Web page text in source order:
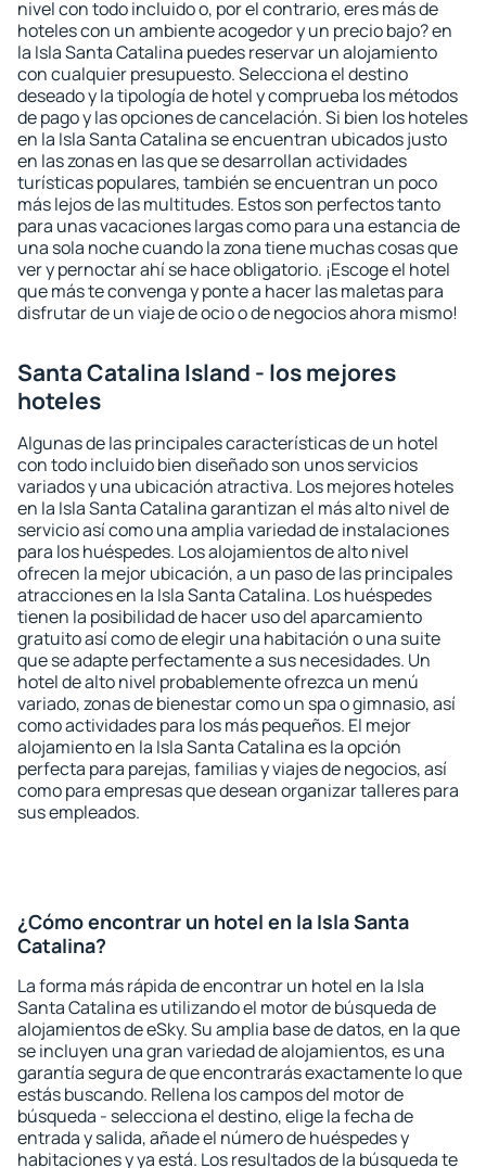
nivel con todo incluido o, por el contrario, eres más de
hoteles con un ambiente acogedor y un precio bajo? en
la Isla Santa Catalina puedes reservar un alojamiento
con cualquier presupuesto. Selecciona el destino
deseado y la tipología de hotel y comprueba los métodos
de pago y las opciones de cancelación. Si bien los hoteles
en la Isla Santa Catalina se encuentran ubicados justo
en las zonas en las que se desarrollan actividades
turísticas populares, también se encuentran un poco
más lejos de las multitudes. Estos son perfectos tanto
para unas vacaciones largas como para una estancia de
una sola noche cuando la zona tiene muchas cosas que
ver y pernoctar ahí se hace obligatorio. ¡Escoge el hotel
que más te convenga y ponte a hacer las maletas para
disfrutar de un viaje de ocio o de negocios ahora mismo!
Santa Catalina Island - los mejores
hoteles
Algunas de las principales características de un hotel
con todo incluido bien diseñado son unos servicios
variados y una ubicación atractiva. Los mejores hoteles
en la Isla Santa Catalina garantizan el más alto nivel de
servicio así como una amplia variedad de instalaciones
para los huéspedes. Los alojamientos de alto nivel
ofrecen la mejor ubicación, a un paso de las principales
atracciones en la Isla Santa Catalina. Los huéspedes
tienen la posibilidad de hacer uso del aparcamiento
gratuito así como de elegir una habitación o una suite
que se adapte perfectamente a sus necesidades. Un
hotel de alto nivel probablemente ofrezca un menú
variado, zonas de bienestar como un spa o gimnasio, así
como actividades para los más pequeños. El mejor
alojamiento en la Isla Santa Catalina es la opción
perfecta para parejas, familias y viajes de negocios, así
como para empresas que desean organizar talleres para
sus empleados.
¿Cómo encontrar un hotel en la Isla Santa
Catalina?
La forma más rápida de encontrar un hotel en la Isla
Santa Catalina es utilizando el motor de búsqueda de
alojamientos de eSky. Su amplia base de datos, en la que
se incluyen una gran variedad de alojamientos, es una
garantía segura de que encontrarás exactamente lo que
estás buscando. Rellena los campos del motor de
búsqueda - selecciona el destino, elige la fecha de
entrada y salida, añade el número de huéspedes y
habitaciones y ya está. Los resultados de la búsqueda te